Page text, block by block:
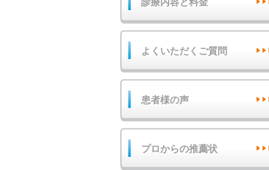
診療内容と料金
よくいただくご質問
患者様の声
プロからの推薦状